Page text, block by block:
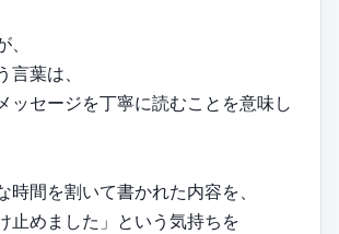
言葉は、
ッセージを丁寧に読むことを意味し
時間を割いて書かれた内容を、
止めました」という気持ちを